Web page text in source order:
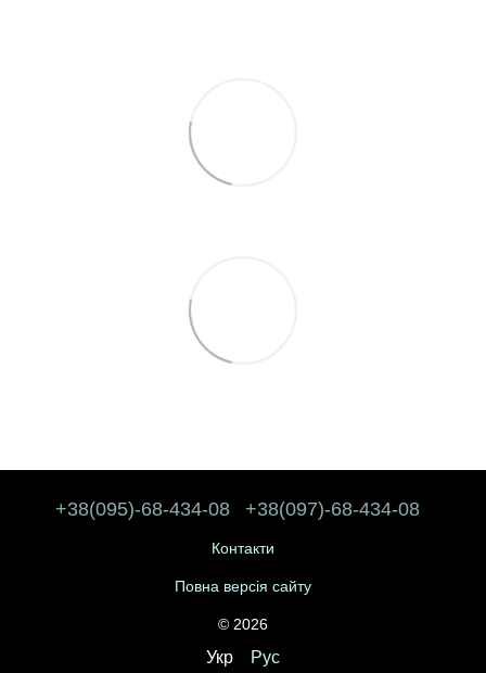
+38(095)-68-434-08 +38(097)-68-434-08
Контакти
Повна версія сайту
© 2026
Укр Рус